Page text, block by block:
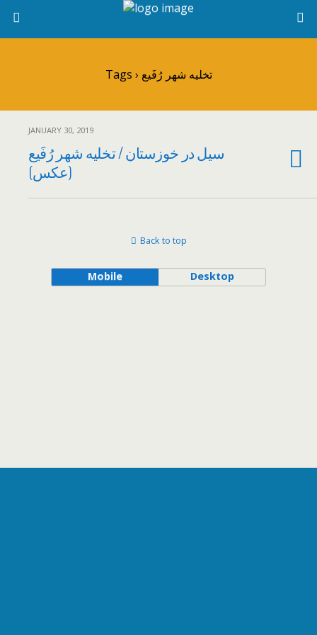
Tags › تخلیه شهر رُفَیع
JANUARY 30, 2019
سیل در خوزستان / تخلیه شهر رُفَیع
(عکس)
Back to top
Mobile Desktop